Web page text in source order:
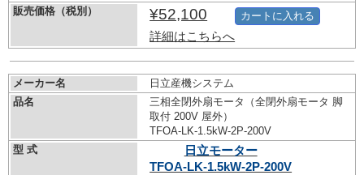
販売価格（税別）
¥52,100
詳細はこちらへ
カートに入れる
メーカー名
日立産機システム
品名
三相全閉外扇モータ（全閉外扇モータ 脚
取付 200V 屋外）
TFOA-LK-1.5kW-2P-200V
型 式
日立モーター
TFOA-LK-1.5kW-2P-200V